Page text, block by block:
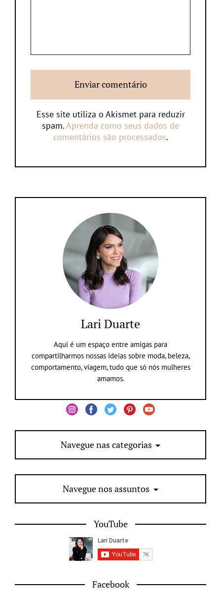
Esse site utiliza o Akismet para reduzir
spam.Aprenda como seus dados de
comentários são processados.
Lari Duarte
Aqui é um espaço entre amigas para
compartilharmos nossas ideias sobre moda, beleza,
comportamento, viagem, tudo que só nós mulheres
amamos.
Navegue nas categorias
Navegue nos assuntos
YouTube
Facebook